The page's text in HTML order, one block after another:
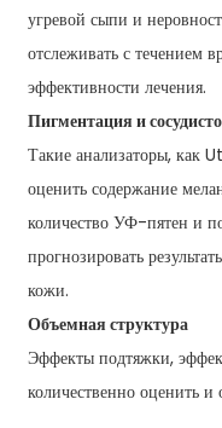
угревой сыпи и
отслеживать с течением
эффективности лечения.
Пигментация и
Такие анализаторы, как
оценить содержание
количество УФ-пятен и
прогнозировать
кожи.
Объемная структура
Эффекты подтяжки,
количественно оценить и